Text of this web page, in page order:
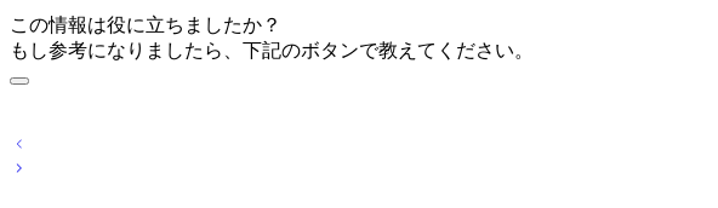
この情報は役に立ちましたか？
もし参考になりましたら、下記のボタンで教えてください。
投
稿